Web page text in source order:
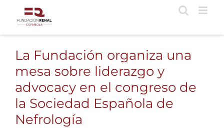
contenido
La Fundación organiza una
mesa sobre liderazgo y
advocacy en el congreso de
la Sociedad Española de
Nefrología